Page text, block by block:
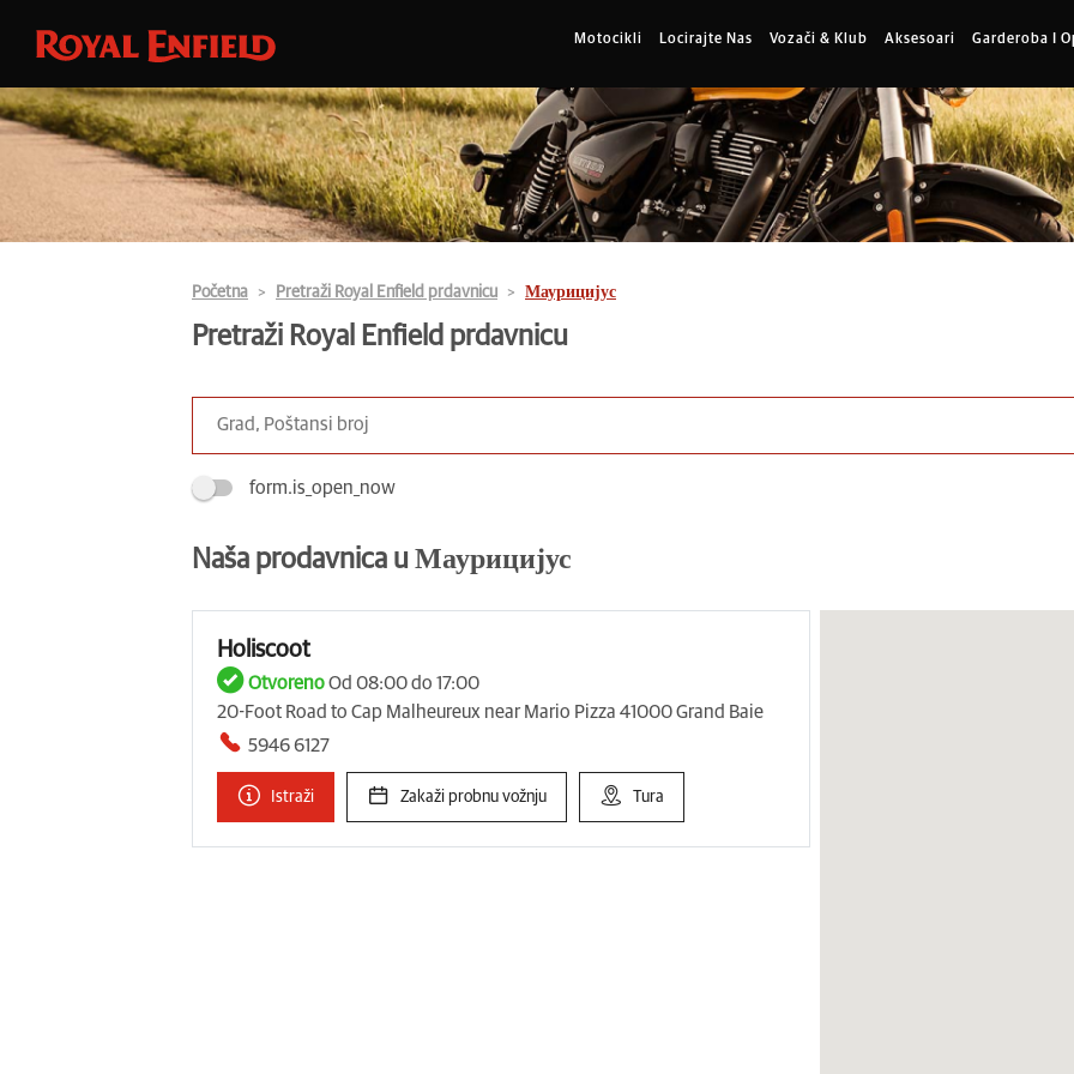
Motocikli Locirajte Nas Vozači & Klub Aksesoari Garderoba I
Početna Pretraži Royal Enfield prdavnicu Маурицијус
Pretraži Royal Enfield prdavnicu
form.is_open_now
Naša prodavnica u Маурицијус
Holiscoot
OtvorenoOd 08:00 do 17:00
20-Foot Road to Cap Malheureux near Mario Pizza 41000 Grand Baie
5946 6127
Istraži Zakaži probnu vožnju Tura